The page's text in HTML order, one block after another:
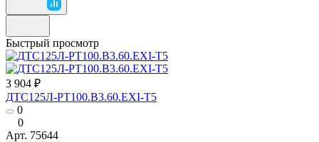
Быстрый просмотр
3 904 ₽
ДТС125Л-РТ100.В3.60.ЕХI-Т5
0
0
Арт. 75644